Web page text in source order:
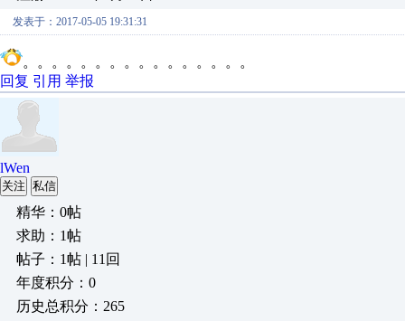
发表于：2017-05-05 19:31:31
。。。。。。。。。。。。。。。。
回复 引用 举报
lWen
关注 私信
精华：0帖
求助：1帖
帖子：1帖 | 11回
年度积分：0
历史总积分：265